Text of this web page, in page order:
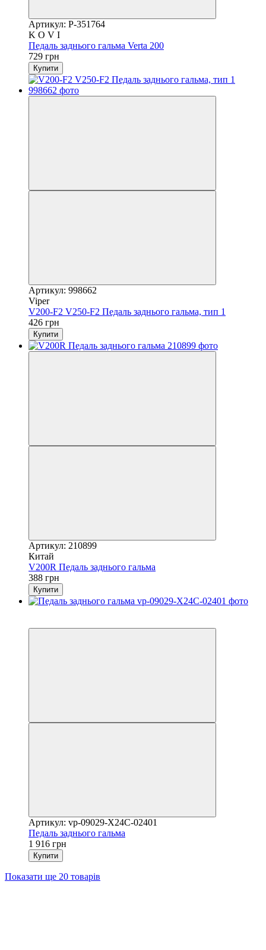
Артикул: P-351764
K O V I
Педаль заднього гальма Verta 200
729 грн
Купити
Артикул: 998662
Viper
V200-F2 V250-F2 Педаль заднього гальма, тип 1
426 грн
Купити
Артикул: 210899
Китай
V200R Педаль заднього гальма
388 грн
Купити
Артикул: vp-09029-X24C-02401
Педаль заднього гальма
1 916 грн
Купити
Показати ще 20 товарів